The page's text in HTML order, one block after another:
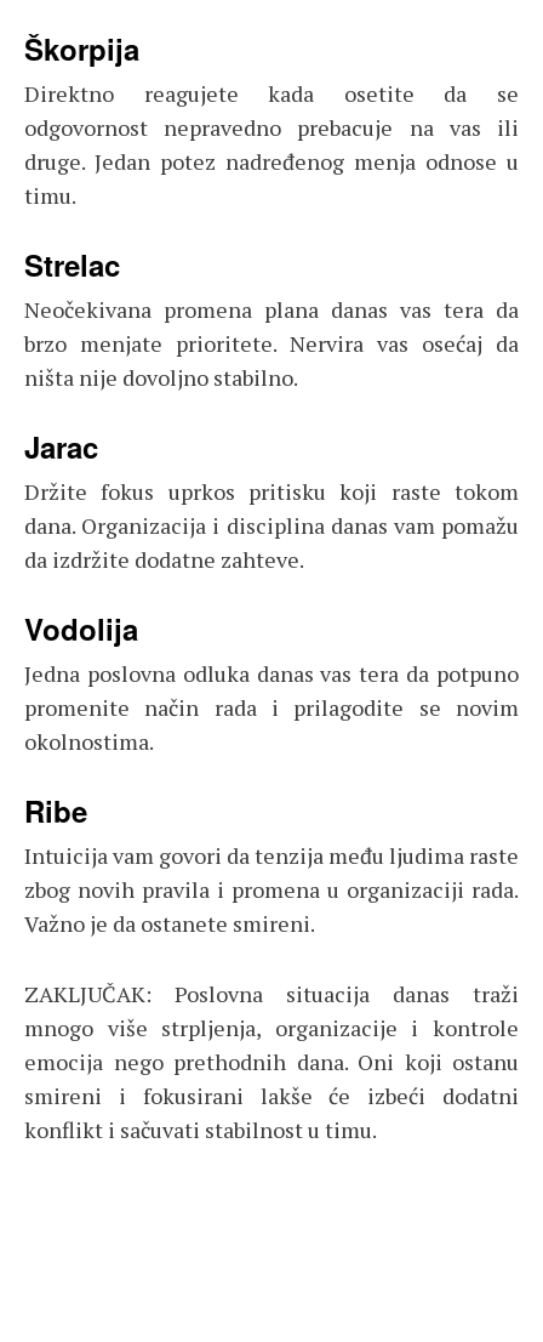
Škorpija
Direktno reagujete kada osetite da se
odgovornost nepravedno prebacuje na vas ili
druge. Jedan potez nadređenog menja odnose u
timu.
Strelac
Neočekivana promena plana danas vas tera da
brzo menjate prioritete. Nervira vas osećaj da
ništa nije dovoljno stabilno.
Jarac
Držite fokus uprkos pritisku koji raste tokom
dana. Organizacija i disciplina danas vam pomažu
da izdržite dodatne zahteve.
Vodolija
Jedna poslovna odluka danas vas tera da potpuno
promenite način rada i prilagodite se novim
okolnostima.
Ribe
Intuicija vam govori da tenzija među ljudima raste
zbog novih pravila i promena u organizaciji rada.
Važno je da ostanete smireni.
ZAKLJUČAK: Poslovna situacija danas traži
mnogo više strpljenja, organizacije i kontrole
emocija nego prethodnih dana. Oni koji ostanu
smireni i fokusirani lakše će izbeći dodatni
konflikt i sačuvati stabilnost u timu.